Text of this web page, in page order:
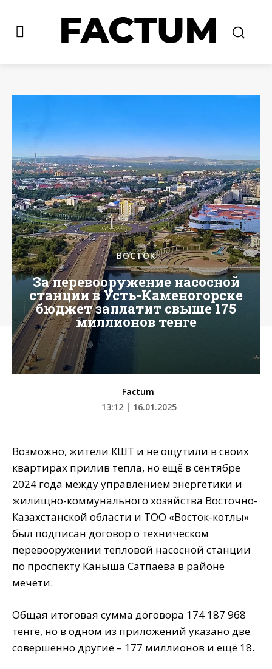
ВОСТОК
За перевооружение насосной
станции в Усть-Каменогорске
бюджет заплатит свыше 175
миллионов тенге
Factum
13:12 | 16.01.2025
Возможно, жители КШТ и не ощутили в своих
квартирах прилив тепла, но ещё в сентябре
2024 года между управлением энергетики и
жилищно-коммунального хозяйства Восточно-
Казахстанской области и ТОО «Восток-котлы»
был подписан договор о техническом
перевооружении тепловой насосной станции
по проспекту Каныша Сатпаева в районе
мечети.
Общая итоговая сумма договора 174 187 968
тенге, но в одном из приложений указано две
совершенно другие – 177 миллионов и ещё 18.